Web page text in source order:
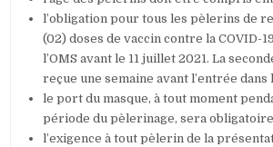
l’obligation pour tous les pèlerins de
(02) doses de vaccin contre la COVID-
l’OMS avant le 11 juillet 2021. La
reçue une semaine avant l’entrée dans
le port du masque, à tout moment
période du pèlerinage, sera
l’exigence à tout pèlerin de la